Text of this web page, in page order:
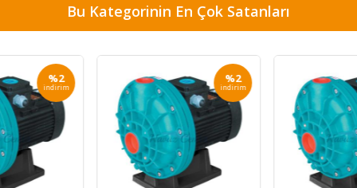
Bu Kategorinin En Çok Satanları
%2
indirim
%2
indirim